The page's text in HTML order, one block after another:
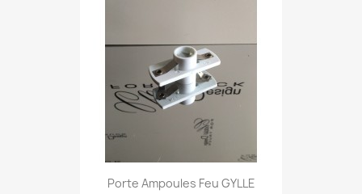
Porte Ampoules Feu GYLLE